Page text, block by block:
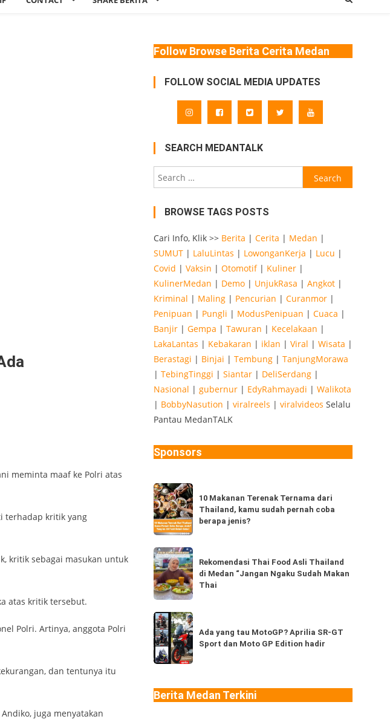
meminta maaf ke Polri atas
terhadap kritik yang
kritik sebagai masukan untuk
atas kritik tersebut.
Polri. Artinya, anggota Polri
dan tentunya itu
juga menyatakan
Follow Browse Berita Cerita Medan
FOLLOW SOCIAL MEDIA UPDATES
SEARCH MEDANTALK
Search
for:
BROWSE TAGS POSTS
Cari Info, Klik >> Berita | Cerita | Medan |
SUMUT| LaluLintas | LowonganKerja | Lucu |
Covid | Vaksin | Otomotif| Kuliner|
KulinerMedan | Demo| UnjukRasa | Angkot|
Kriminal | Maling| Pencurian | Curanmor|
Penipuan | Pungli | ModusPenipuan | Cuaca |
Banjir| Gempa | Tawuran | Kecelakaan |
LakaLantas | Kebakaran | iklan | Viral | Wisata |
Berastagi | Binjai | Tembung| TanjungMorawa
| TebingTinggi | Siantar| DeliSerdang|
Nasional | gubernur| EdyRahmayadi | Walikota
| BobbyNasution | viralreels | viralvideos Selalu
Pantau MedanTALK
Sponsors
10
Makanan
Terenak
Ternama
dari
Thailand,
kamu
sudah
coba
berapa
jenis?
10 Makanan Terenak Ternama dari
Thailand, kamu sudah pernah coba
berapa jenis?
Rekomendasi
Thai
Food
Asli
Thailand
di
Medan
“Jangan
Sudah
Makan
Rekomendasi Thai Food Asli Thailand
di Medan “Jangan Ngaku Sudah Makan
Thai
Ada
yang
tau
MotoGP?
SR-
GT
Ada yang tau MotoGP? Aprilia SR-GT
Sport dan Moto GP Edition hadir
Berita Medan Terkini